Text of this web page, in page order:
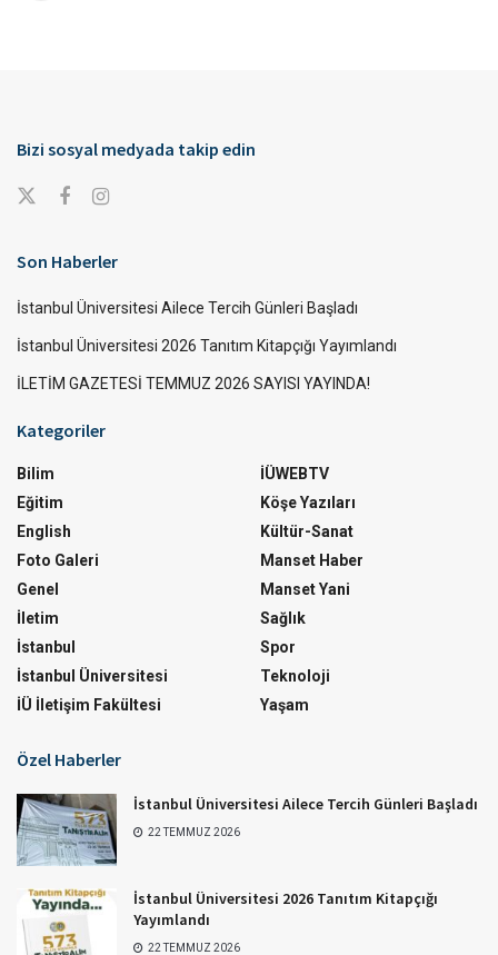
Bizi sosyal medyada takip edin
Son Haberler
İstanbul Üniversitesi Ailece Tercih Günleri Başladı
İstanbul Üniversitesi 2026 Tanıtım Kitapçığı Yayımlandı
İLETİM GAZETESİ TEMMUZ 2026 SAYISI YAYINDA!
Kategoriler
Bilim
Eğitim
English
Foto Galeri
Genel
İletim
İstanbul
İstanbul Üniversitesi
İÜ İletişim Fakültesi
İÜWEBTV
Köşe Yazıları
Kültür-Sanat
Manset Haber
Manset Yani
Sağlık
Spor
Teknoloji
Yaşam
Özel Haberler
İstanbul Üniversitesi Ailece Tercih Günleri Başladı
22 TEMMUZ 2026
İstanbul Üniversitesi 2026 Tanıtım Kitapçığı
Yayımlandı
22 TEMMUZ 2026